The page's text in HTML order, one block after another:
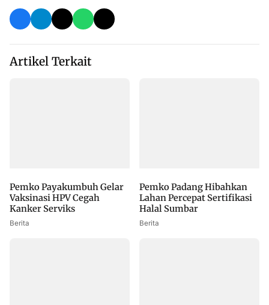
Artikel Terkait
Pemko Payakumbuh Gelar
Vaksinasi HPV Cegah
Kanker Serviks
Berita
Pemko Padang Hibahkan
Lahan Percepat Sertifikasi
Halal Sumbar
Berita